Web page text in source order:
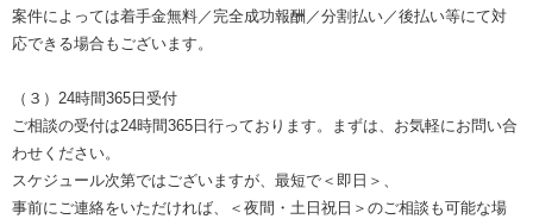
案件によっては着手金無料／完全成功報酬／分割払い／後払い等にて対
応できる場合もございます。
（３）24時間365日受付
ご相談の受付は24時間365日行っております。まずは、お気軽にお問い合
わせください。
スケジュール次第ではございますが、最短で＜即日＞、
事前にご連絡をいただければ、＜夜間・土日祝日＞のご相談も可能な場